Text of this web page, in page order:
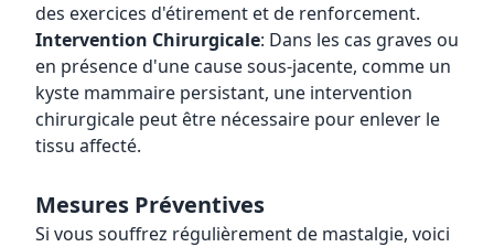
des exercices d'étirement et de renforcement.
Intervention Chirurgicale: Dans les cas graves ou
en présence d'une cause sous-jacente, comme un
kyste mammaire persistant, une intervention
chirurgicale peut être nécessaire pour enlever le
tissu affecté.
Mesures Préventives
Si vous souffrez régulièrement de mastalgie, voici